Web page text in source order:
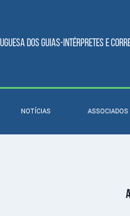
dos Guias-intérpretes e
NOTÍCIAS ASSOCIADOS